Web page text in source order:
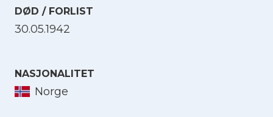
DØD / FORLIST
30.05.1942
NASJONALITET
Norge